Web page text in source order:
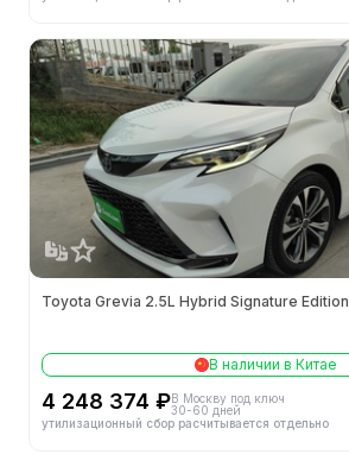
Toyota Grevia 2.5L Hybrid Signature Edition
В наличии в Китае
4 248 374 ₽В Москву под ключ
30-60 дней
утилизационный сбор расчитывается отдельно